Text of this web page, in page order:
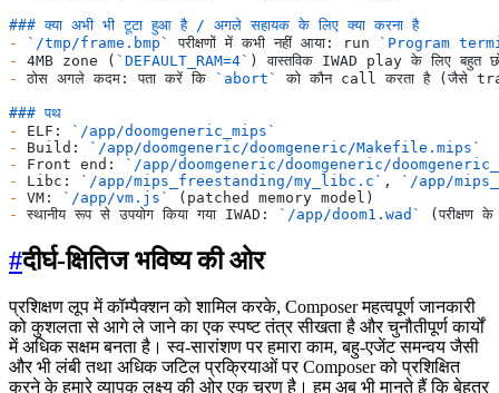
### क्या अभी भी टूटा हुआ है / अगले सहायक के लिए क्या करना है
-
`/tmp/frame.bmp` परीक्षणों में कभी नहीं आया: run
`Program
-
4MB zone ( `DEFAULT_RAM=4` ) वास्तविक IWAD play के लिए बहुत
- ठोस अगले कदम: पता करें कि `abort` को कौन call करता है (जैसे
### पथ
-
ELF:
`/app/doomgeneric_mips`
-
Build:
`/app/doomgeneric/doomgeneric/Makefile.mips`
-
Front end:
`/app/doomgeneric/doomgeneric/
-
Libc: `/app/mips_freestanding/my_libc.c` ,
`/app/
-
VM: `/app/vm.js`
(patched memory model)
- स्थानीय रूप से उपयोग किया गया IWAD: `/app/doom1.wad` (परीक्षण
#दीर्घ-क्षितिज भविष्य की ओर
प्रशिक्षण लूप में कॉम्पैक्शन को शामिल करके, Composer महत्वपूर्ण जानकारी
को कुशलता से आगे ले जाने का एक स्पष्ट तंत्र सीखता है और चुनौतीपूर्ण कार्यों
में अधिक सक्षम बनता है। स्व-सारांशण पर हमारा काम, बहु-एजेंट समन्वय जैसी
और भी लंबी तथा अधिक जटिल प्रक्रियाओं पर Composer को प्रशिक्षित
करने के हमारे व्यापक लक्ष्य की ओर एक चरण है। हम अब भी मानते हैं कि बेहतर